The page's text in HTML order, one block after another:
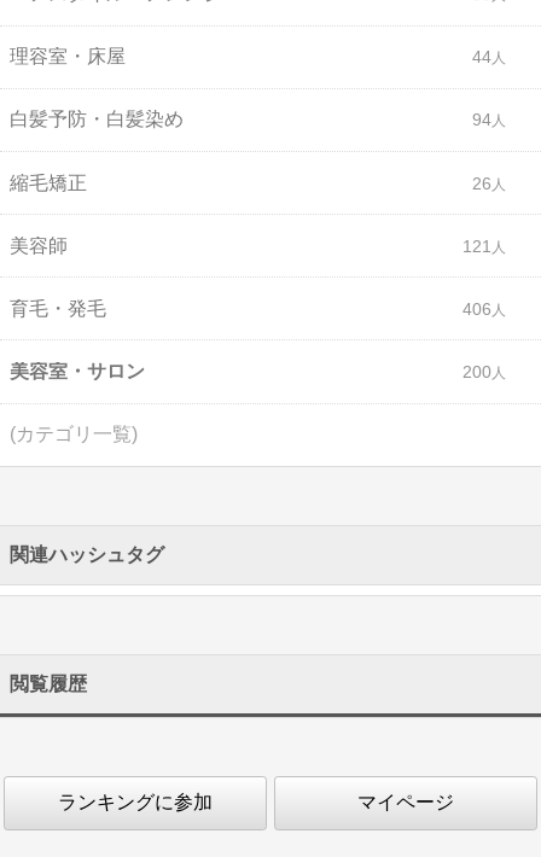
理容室・床屋 44
白髪予防・白髪染め 94
縮毛矯正 26
美容師 121
育毛・発毛 406
美容室・サロン 200
(カテゴリ一覧)
関連ハッシュタグ
閲覧履歴
ランキングに参加 マイページ